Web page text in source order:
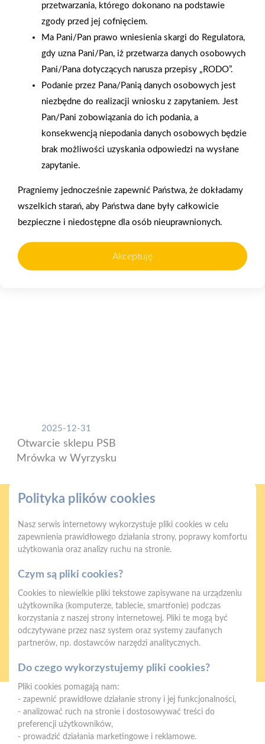
2026-01-15
Grupa PSB Handel S.A.
gra z WOŚP. Powstała
rzecz gastroenterologii
dziecięcej
2026-01-12
Zacisze S.A. dołącza do
otwarciem po
rebrandingu
2025-12-31
Otwarcie sklepu PSB
Mrówka w Wyrzysku
Gwarancja jakości
Zakupy w systemie
Oferujemy zakupy
Zakupy
Mrówka Łącko
Łącko 1001, 33-390 Łącko
przetwarzania, którego dokonano na podstawie
zgody przed jej cofnięciem.
Ma Pani/Pan prawo wniesienia skargi do Regulatora,
gdy uzna Pani/Pan, iż przetwarza danych osobowych
Pani/Pana dotyczących narusza przepisy „RODO”.
Podanie przez Pana/Panią danych osobowych jest
niezbędne do realizacji wniosku z zapytaniem. Jest
Pan/Pani zobowiązania do ich podania, a
konsekwencją niepodania danych osobowych będzie
brak możliwości uzyskania odpowiedzi na wysłane
zapytanie.
Pragniemy jednocześnie zapewnić Państwa, że dokładamy
wszelkich starań, aby Państwa dane były całkowicie
bezpieczne i niedostępne dla osób nieuprawnionych.
Akceptuję
Polityka plików cookies
Nasz serwis internetowy wykorzystuje pliki cookies w celu
zapewnienia prawidłowego działania strony, poprawy komfortu
użytkowania oraz analizy ruchu na stronie.
Czym są pliki cookies?
Cookies to niewielkie pliki tekstowe zapisywane na urządzeniu
użytkownika (komputerze, tablecie, smartfonie) podczas
korzystania z naszej strony internetowej. Pliki te mogą być
odczytywane przez nasz system oraz systemy zaufanych
partnerów, np. dostawców narzędzi analitycznych.
Do czego wykorzystujemy pliki cookies?
Pliki cookies pomagają nam:
- zapewnić prawidłowe działanie strony i jej funkcjonalności,
- analizować ruch na stronie i dostosowywać treści do
preferencji użytkowników,
- prowadzić działania marketingowe i reklamowe.